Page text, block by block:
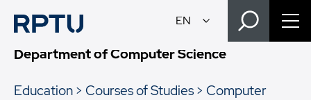
Department of Computer Science
Education
Courses of Studies
Computer